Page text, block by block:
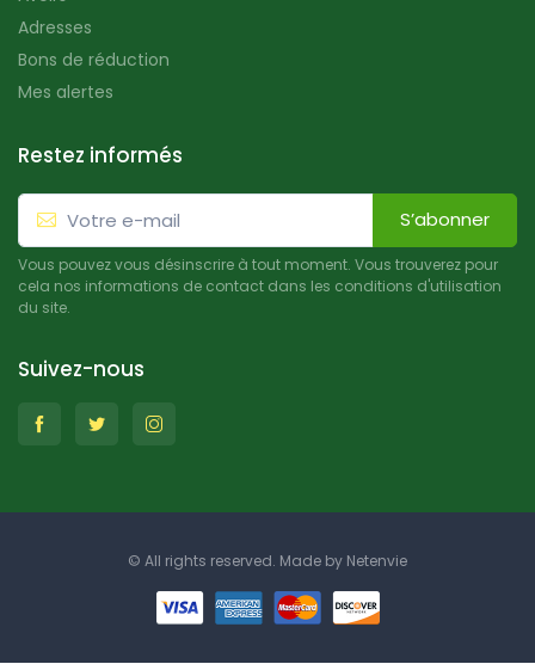
Adresses
Bons de réduction
Mes alertes
Restez informés
S’abonner
Vous pouvez vous désinscrire à tout moment. Vous trouverez pour
cela nos informations de contact dans les conditions d'utilisation
du site.
Suivez-nous
© All rights reserved. Made by Netenvie